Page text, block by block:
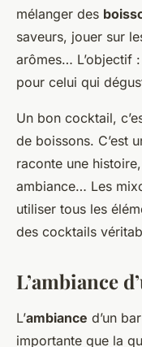
mélanger des
saveurs, jouer sur
arômes… L’objectif
pour celui qui
Un bon cocktail,
de boissons. C’est
raconte une
ambiance… Les
utiliser tous les
des cocktails
L’ambiance
L’ambiance d’un
importante que la